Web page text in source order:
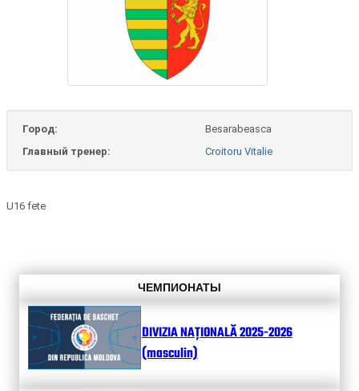
Город:
Besarabeasca
Главный тренер:
Croitoru Vitalie
U16 fete
ЧЕМПИОНАТЫ
DIVIZIA NAȚIONALĂ 2025-2026
(masculin)